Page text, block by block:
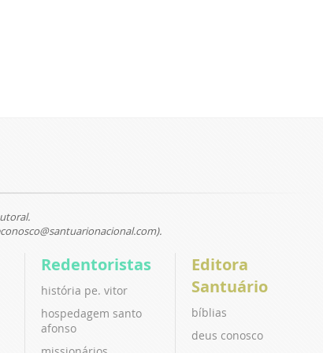
Redentoristas
história pe. vitor
hospedagem santo
afonso
Editora
Santuário
bíblias
deus conosco